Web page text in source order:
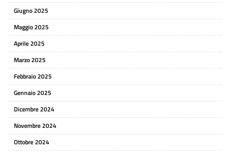
Giugno 2025
Maggio 2025
Aprile 2025
Marzo 2025
Febbraio 2025
Gennaio 2025
Dicembre 2024
Novembre 2024
Ottobre 2024